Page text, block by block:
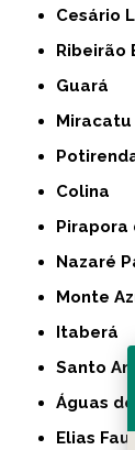
Cesário
Guará
Miracatu
Colina
Nazaré
Monte
Itaberá
Santo
Águas
Elias